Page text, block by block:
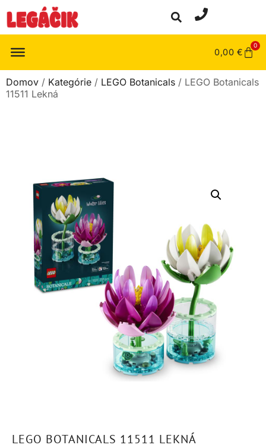
0,00 €
0
Domov / Kategórie / LEGO Botanicals / LEGO Botanicals
11511 Lekná
LEGO BOTANICALS 11511 LEKNÁ